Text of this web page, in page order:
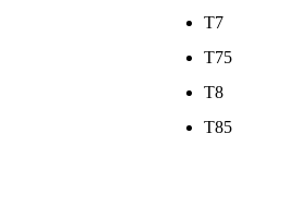
T7
T75
T8
T85